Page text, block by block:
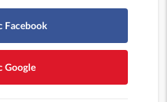
Facebook
Google